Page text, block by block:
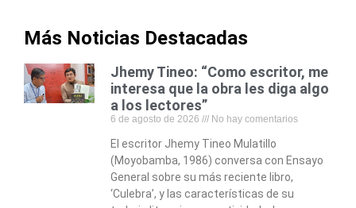
Más Noticias Destacadas
Jhemy Tineo: “Como escritor, me
interesa que la obra les diga algo
a los lectores”
6 de agosto de 2026 No hay comentarios
El escritor Jhemy Tineo Mulatillo
(Moyobamba, 1986) conversa con Ensayo
General sobre su más reciente libro,
‘Culebra’, y las características de su